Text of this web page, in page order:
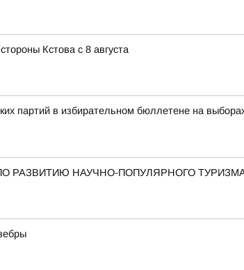
Кстова с 8 августа
партий в избирательном бюллетене на
РАЗВИТИЮ НАУЧНО-ПОПУЛЯРНОГО